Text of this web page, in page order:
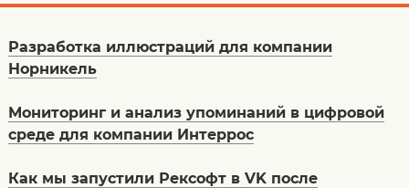
Разработка иллюстраций для компании
Норникель
Мониторинг и анализ упоминаний в цифровой
среде для компании Интеррос
Как мы запустили Рексофт в VK после